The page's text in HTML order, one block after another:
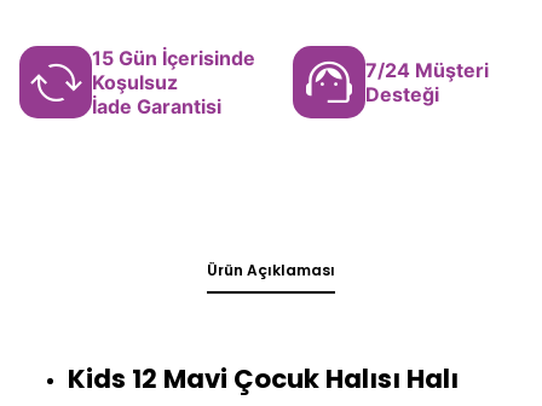
Ürün Açıklaması
Kids 12 Mavi Çocuk Halısı Halı